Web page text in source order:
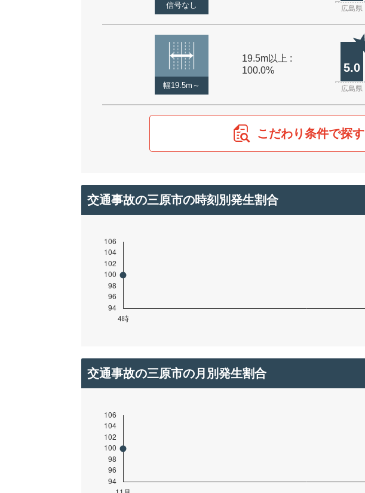
信号なし 広島県
幅19.5m～
19.5m以上 :
100.0%
5.0
広島県
こだわり条件で探す
交通事故の三原市の時刻別発生割合
交通事故の三原市の月別発生割合